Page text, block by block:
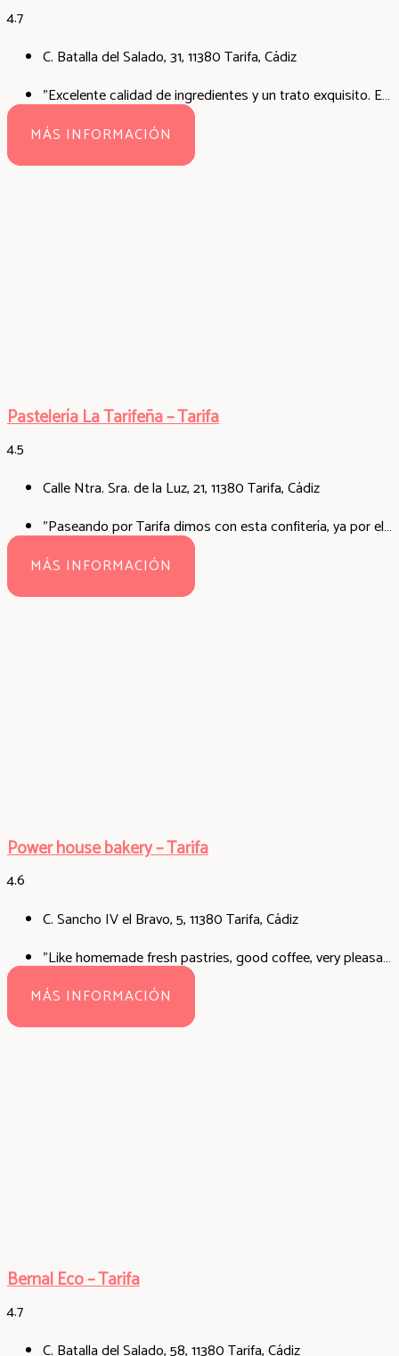
4.7
C. Batalla del Salado, 31, 11380 Tarifa, Cádiz
"Excelente calidad de ingredientes y un trato exquisito. El café portugués buenísimo. Me quedo con su maravillosa y enorme tostada de huevos revueltos y verduras. Ubicación muy céntrico. Nos veremos allí el próximo año sin dudar."
MÁS INFORMACIÓN
Pastelería La Tarifeña – Tarifa
4.5
Calle Ntra. Sra. de la Luz, 21, 11380 Tarifa, Cádiz
"Paseando por Tarifa dimos con esta confitería, ya por el olor te dan ganas de entrar, tiene muchos dulces a elegir además de bizcochos, tartas y etc... El chico que nos atendió un encanto, pillamos una bandeja con uno pocos. La tarta de tres chocolates espectacular. Muy recomendable."
MÁS INFORMACIÓN
Power house bakery – Tarifa
4.6
C. Sancho IV el Bravo, 5, 11380 Tarifa, Cádiz
"Like homemade fresh pastries, good coffee, very pleasant and helpful service! We will be coming back for sure!"
MÁS INFORMACIÓN
Bernal Eco – Tarifa
4.7
C. Batalla del Salado, 58, 11380 Tarifa, Cádiz